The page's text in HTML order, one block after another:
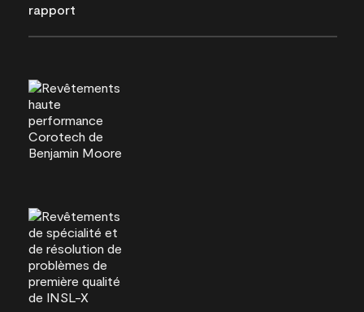
rapport